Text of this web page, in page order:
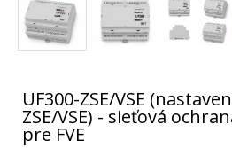
UF300-ZSE/VSE
ZSE/VSE) - sieťová
pre FVE